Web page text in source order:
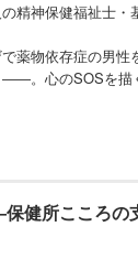
精神保健福祉士・
薬物依存症の男性
。心のSOSを描
健所こころ